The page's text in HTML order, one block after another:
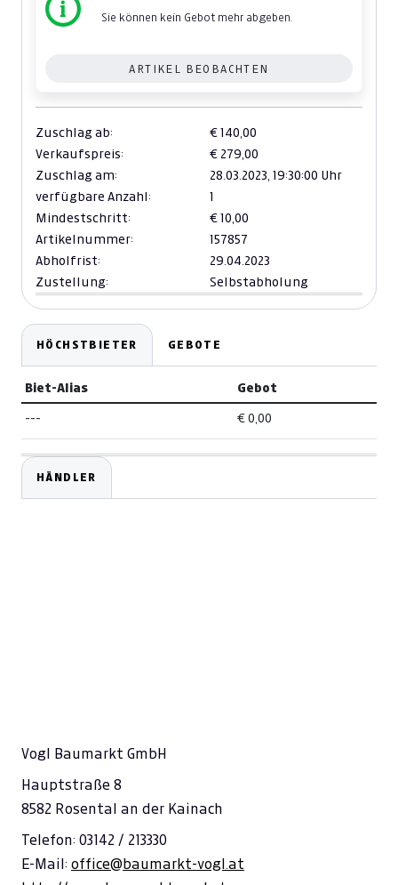
Sie können kein Gebot mehr abgeben.
ARTIKEL BEOBACHTEN
Zuschlag ab:
€ 140,00
Verkaufspreis:
€ 279,00
Zuschlag am:
28.03.2023, 19:30:00 Uhr
verfügbare Anzahl:
1
Mindestschritt:
€ 10,00
Artikelnummer:
157857
Abholfrist:
29.04.2023
Zustellung:
Selbstabholung
HÖCHSTBIETER GEBOTE
Biet-Alias Gebot
--- € 0,00
HÄNDLER
Vogl Baumarkt GmbH
Hauptstraße 8
8582 Rosental an der Kainach
Telefon: 03142 / 213330
E-Mail: office@baumarkt-vogl.at